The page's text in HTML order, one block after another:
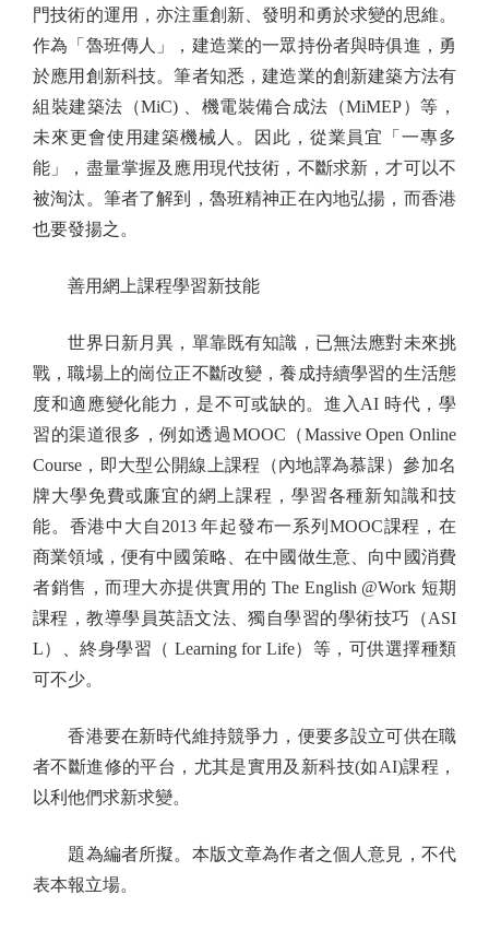
門技術的運用，亦注重創新、發明和勇於求變的思維。
作為「魯班傳人」，建造業的一眾持份者與時俱進，勇
於應用創新科技。筆者知悉，建造業的創新建築方法有
組裝建築法（MiC) 、機電裝備合成法（MiMEP）等，
未來更會使用建築機械人。因此，從業員宜「一專多
能」，盡量掌握及應用現代技術，不斷求新，才可以不
被淘汰。筆者了解到，魯班精神正在內地弘揚，而香港
也要發揚之。
善用網上課程學習新技能
世界日新月異，單靠既有知識，已無法應對未來挑
戰，職場上的崗位正不斷改變，養成持續學習的生活態
度和適應變化能力，是不可或缺的。進入AI 時代，學
習的渠道很多，例如透過MOOC（Massive Open Online
Course，即大型公開線上課程（內地譯為慕課）參加名
牌大學免費或廉宜的網上課程，學習各種新知識和技
能。香港中大自2013 年起發布一系列MOOC課程，在
商業領域，便有中國策略、在中國做生意、向中國消費
者銷售，而理大亦提供實用的 The English @Work 短期
課程，教導學員英語文法、獨自學習的學術技巧（ASI
L）、終身學習（ Learning for Life）等，可供選擇種類
可不少。
香港要在新時代維持競爭力，便要多設立可供在職
者不斷進修的平台，尤其是實用及新科技(如AI)課程，
以利他們求新求變。
題為編者所擬。本版文章為作者之個人意見，不代
表本報立場。